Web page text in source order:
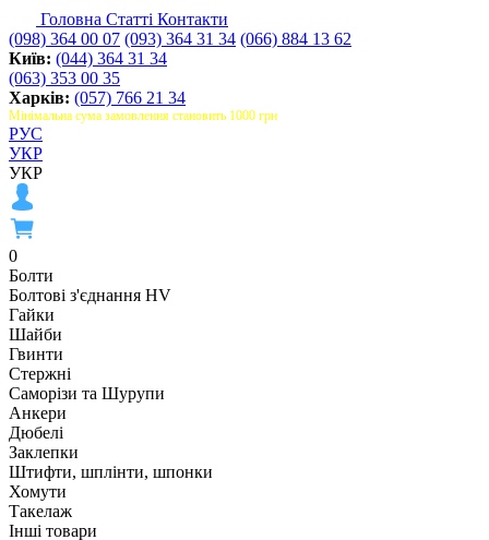
Головна Статті Контакти
(098) 364 00 07 (093) 364 31 34 (066) 884 13 62
Київ: (044) 364 31 34
(063) 353 00 35
Харків: (057) 766 21 34
Мінімальна сума замовлення становить 1000 грн
РУС
УКР
УКР
0
Болти
Болтові з'єднання HV
Гайки
Шайби
Гвинти
Стержні
Саморізи та Шурупи
Анкери
Дюбелі
Заклепки
Штифти, шплінти, шпонки
Хомути
Такелаж
Інші товари